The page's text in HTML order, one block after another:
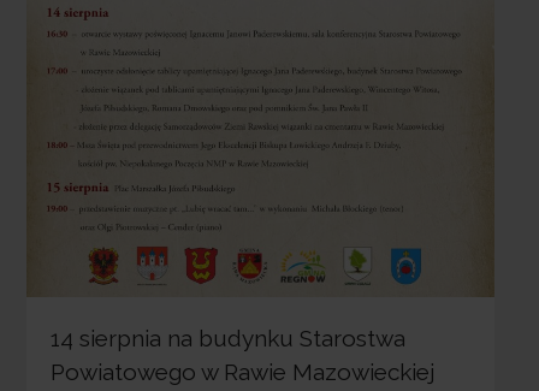
14 sierpnia na budynku Starostwa
Powiatowego w Rawie Mazowieckiej